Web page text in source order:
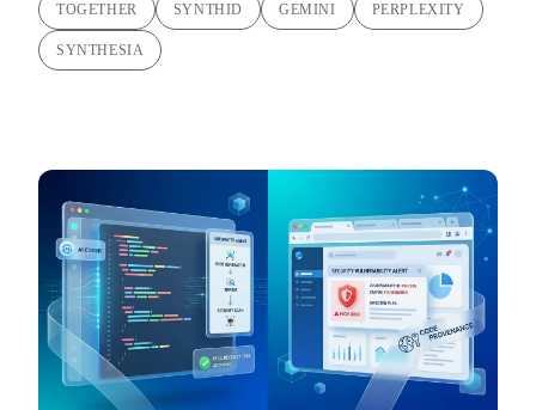
TOGETHER SYNTHID GEMINI PERPLEXITY
SYNTHESIA